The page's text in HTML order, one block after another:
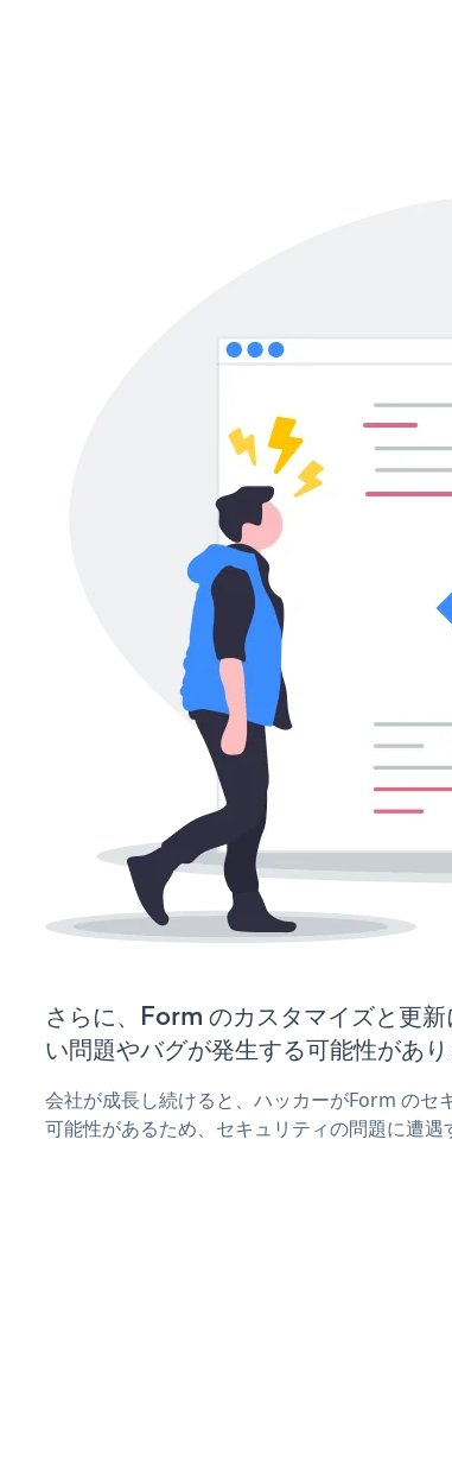
さらに、Form のカスタマイズと更
い問題やバグが発生する可能性があり
会社が成長し続けると、ハッカーがForm のセ
可能性があるため、セキュリティの問題に遭遇